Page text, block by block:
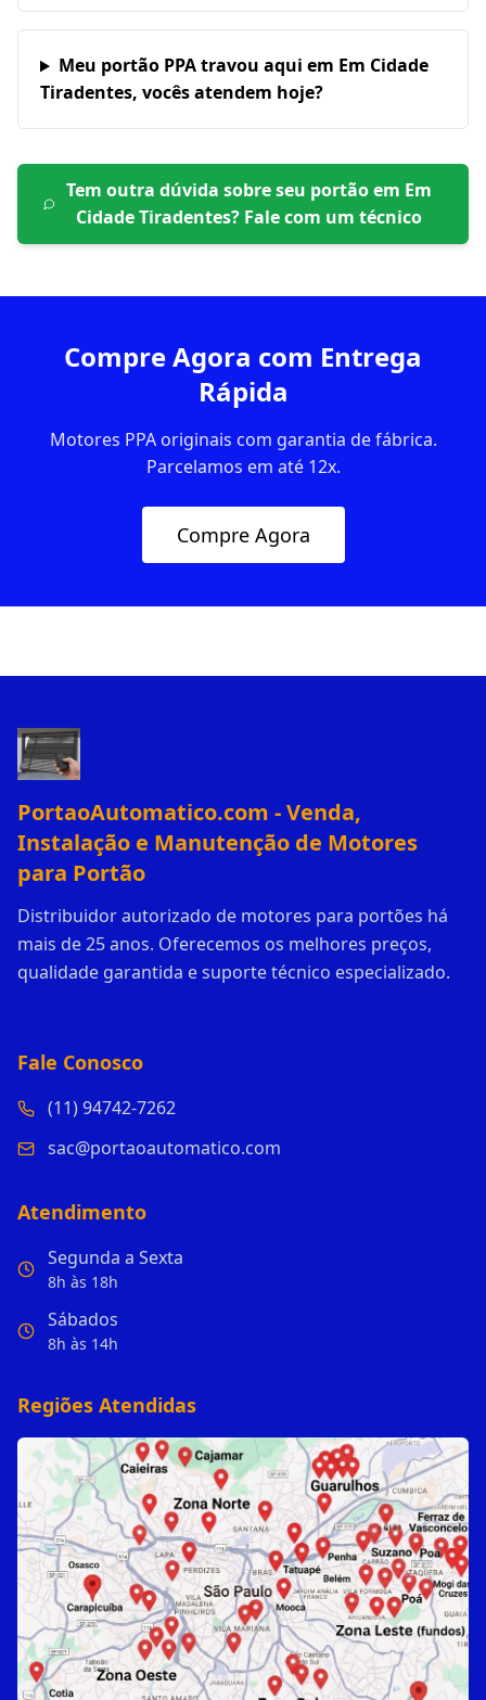
Meu portão PPA travou aqui em Em Cidade
Tiradentes, vocês atendem hoje?
Tem outra dúvida sobre seu portão em Em
Cidade Tiradentes? Fale com um técnico
Compre Agora com Entrega
Rápida
Motores PPA originais com garantia de fábrica.
Parcelamos em até 12x.
Compre Agora
PortaoAutomatico.com - Venda,
Instalação e Manutenção de Motores
para Portão
Distribuidor autorizado de motores para portões há
mais de 25 anos. Oferecemos os melhores preços,
qualidade garantida e suporte técnico especializado.
Fale Conosco
(11) 94742-7262
sac@portaoautomatico.com
Atendimento
Segunda a Sexta
8h às 18h
Sábados
8h às 14h
Regiões Atendidas